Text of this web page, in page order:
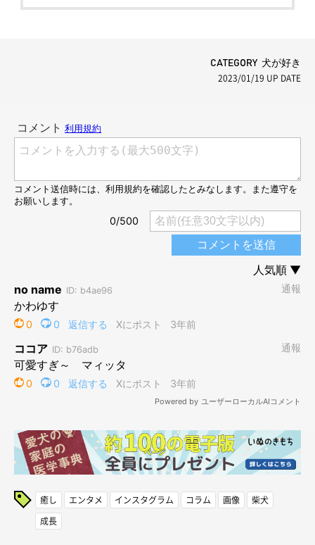
CATEGORY 犬が好き
2023/01/19 UP DATE
癒し エンタメ インスタグラム コラム 画像
柴犬
成長